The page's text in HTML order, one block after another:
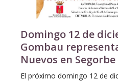
Domingo 12 de
Gombau
Nuevos en Segorbe
El próximo domingo 12 de